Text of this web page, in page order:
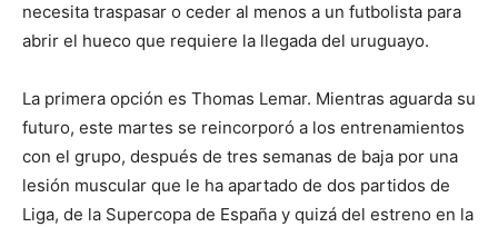
necesita traspasar o ceder al menos a un futbolista para
abrir el hueco que requiere la llegada del uruguayo.
La primera opción es Thomas Lemar. Mientras aguarda su
futuro, este martes se reincorporó a los entrenamientos
con el grupo, después de tres semanas de baja por una
lesión muscular que le ha apartado de dos partidos de
Liga, de la Supercopa de España y quizá del estreno en la